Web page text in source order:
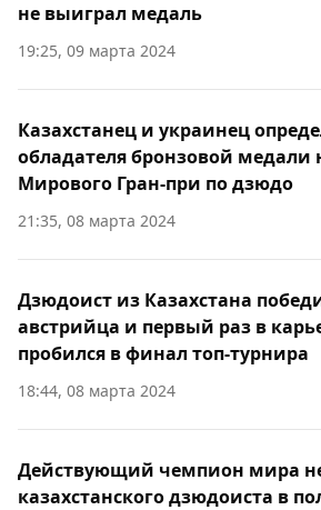
не выиграл медаль
19:25, 09 марта 2024
Казахстанец и украинец
обладателя бронзовой медали
Мирового Гран-при по дзюдо
21:35, 08 марта 2024
Дзюдоист из Казахстана
австрийца и первый раз в
пробился в финал топ-турнира
18:44, 08 марта 2024
Действующий чемпион мира
казахстанского дзюдоиста в